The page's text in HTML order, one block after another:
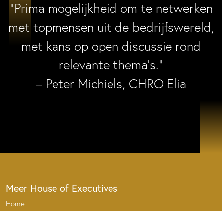
“Prima mogelijkheid om te netwerken
met topmensen uit de bedrijfswereld,
met kans op open discussie rond
relevante thema’s.”
– Peter Michiels, CHRO Elia
Meer House of Executives
Home